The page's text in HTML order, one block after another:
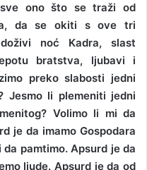
ono što se traži od
da se okiti s ove tri
noć Kadra, slast
bratstva, ljubavi i
preko slabosti jedni
Jesmo li plemeniti jedni
Volimo li mi da
je da imamo Gospodara
pamtimo. Apsurd je da
ljude. Apsurd je da od